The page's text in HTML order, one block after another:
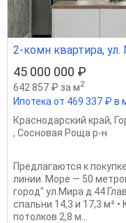
2-комн квартира, ул.
45 000 000 ₽
642 857 ₽ за м2
Ипотека от 469 337 ₽ в
Краснодарский край,
, Сосновая Роща р-н
Предлагаются к
линии. Море — 50
город" ул.Мира д.44
спальни 14,3 и 17,3 м² •
потолков 2,8 м...